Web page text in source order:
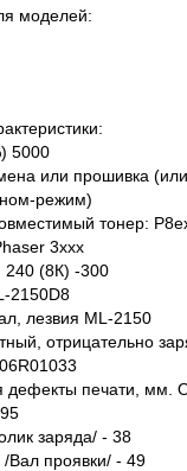
моделей:
5000
или прошивка
режим)
тонер:
3xxx
240 (8К) -300
2150D8
лезвия ML-2150
отрицательно
дефекты печати, мм.
заряда/ - 38
Вал проявки/ - 49